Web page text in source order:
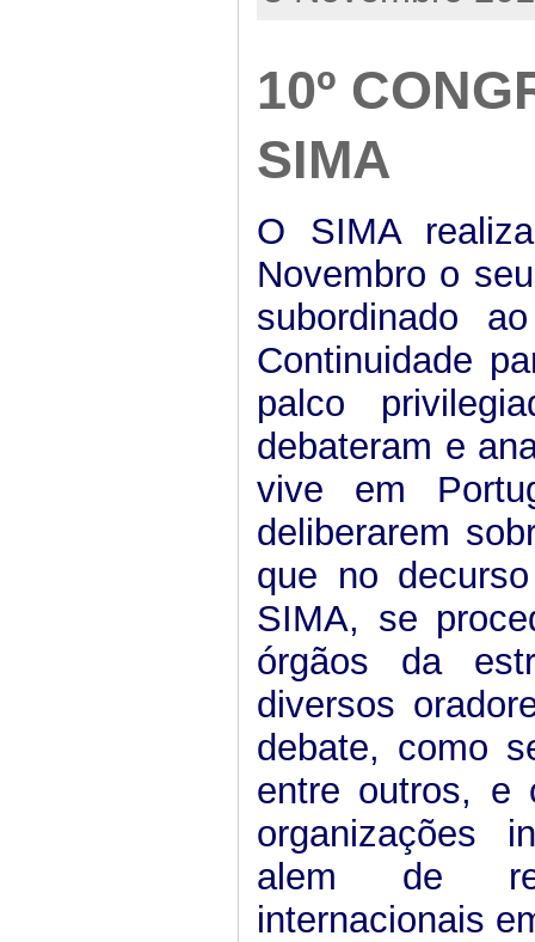
10º
SIMA
O SIMA
Novembro o
subordinado
Continuidade
palco
debateram e
vive em
deliberarem
que no
SIMA, se
órgãos da
diversos
debate, como
entre outros, e
organizações
alem de
internacionais